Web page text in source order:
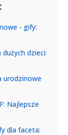
- gify:
dzieci:
urodzinowe
Najlepsze
dla faceta: